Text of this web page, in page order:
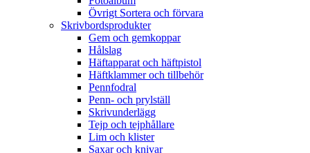
Övrigt Sortera och förvara
Skrivbordsprodukter
Gem och gemkoppar
Hålslag
Häftapparat och häftpistol
Häftklammer och tillbehör
Pennfodral
Penn- och prylställ
Skrivunderlägg
Tejp och tejphållare
Lim och klister
Saxar och knivar